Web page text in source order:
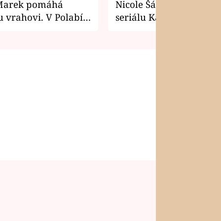
pomáhá
vrahovi. V Polabí
Nicole Šáchová získala
seriálu Kamarádi